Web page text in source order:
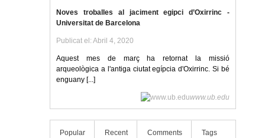
Noves troballes al jaciment egipci d’Oxirrinc -
Universitat de Barcelona
Publicat el: Abril 4, 2020
Aquest mes de març ha retornat la missió
arqueològica a l'antiga ciutat egípcia d'Oxirrinc. Si bé
enguany [...]
www.ub.edu
Popular Recent Comments Tags